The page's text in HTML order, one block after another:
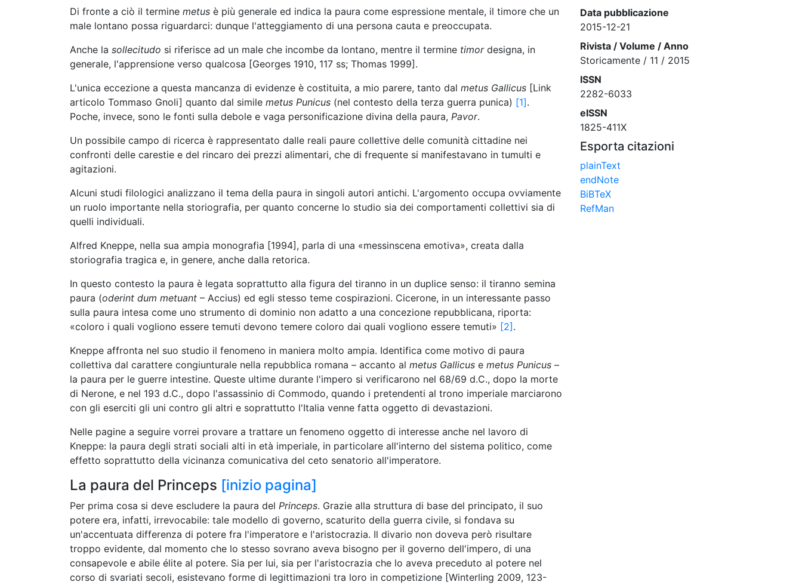
Di fronte a ciò il termine metus è più generale ed indica la paura come espressione mentale, il timore che un
male lontano possa riguardarci: dunque l'atteggiamento di una persona cauta e preoccupata.
Anche la sollecitudo si riferisce ad un male che incombe da lontano, mentre il termine timordesigna, in
generale, l'apprensione verso qualcosa [Georges 1910, 117 ss; Thomas 1999].
L'unica eccezione a questa mancanza di evidenze è costituita, a mio parere, tanto dal metus Gallicus [Link
articolo Tommaso Gnoli] quanto dal simile metus Punicus (nel contesto della terza guerra punica) [1].
Poche, invece, sono le fonti sulla debole e vaga personificazione divina della paura, Pavor.
Un possibile campo di ricerca è rappresentato dalle reali paure collettive delle comunità cittadine nei
confronti delle carestie e del rincaro dei prezzi alimentari, che di frequente si manifestavano in tumulti e
agitazioni.
Alcuni studi filologici analizzano il tema della paura in singoli autori antichi. L'argomento occupa ovviamente
un ruolo importante nella storiografia, per quanto concerne lo studio sia dei comportamenti collettivi sia di
quelli individuali.
Alfred Kneppe, nella sua ampia monografia [1994], parla di una «messinscena emotiva», creata dalla
storiografia tragica e, in genere, anche dalla retorica.
In questo contesto la paura è legata soprattutto alla figura del tiranno in un duplice senso: il tiranno semina
paura (oderint dum metuant – Accius) ed egli stesso teme cospirazioni. Cicerone, in un interessante passo
sulla paura intesa come uno strumento di dominio non adatto a una concezione repubblicana, riporta:
«coloro i quali vogliono essere temuti devono temere coloro dai quali vogliono essere temuti» [2] .
Kneppe affronta nel suo studio il fenomeno in maniera molto ampia. Identifica come motivo di paura
collettiva dal carattere congiunturale nella repubblica romana – accanto al metus Gallicus e metus Punicus –
la paura per le guerre intestine. Queste ultime durante l'impero si verificarono nel 68/69 d.C., dopo la morte
di Nerone, e nel 193 d.C., dopo l'assassinio di Commodo, quando i pretendenti al trono imperiale marciarono
con gli eserciti gli uni contro gli altri e soprattutto l'Italia venne fatta oggetto di devastazioni.
Nelle pagine a seguire vorrei provare a trattare un fenomeno oggetto di interesse anche nel lavoro di
Kneppe: la paura degli strati sociali alti in età imperiale, in particolare all'interno del sistema politico, come
effetto soprattutto della vicinanza comunicativa del ceto senatorio all'imperatore.
La paura del Princeps [inizio pagina]
Per prima cosa si deve escludere la paura del Princeps. Grazie alla struttura di base del principato, il suo
potere era, infatti, irrevocabile: tale modello di governo, scaturito della guerra civile, si fondava su
un'accentuata differenza di potere fra l'imperatore e l'aristocrazia. Il divario non doveva però risultare
troppo evidente, dal momento che lo stesso sovrano aveva bisogno per il governo dell'impero, di una
consapevole e abile élite al potere. Sia per lui, sia per l'aristocrazia che lo aveva preceduto al potere nel
corso di svariati secoli, esistevano forme di legittimazioni tra loro in competizione [Winterling 2009, 123-
Data pubblicazione
2015-12-21
Rivista / Volume / Anno
Storicamente / 11 / 2015
ISSN
2282-6033
eISSN
1825-411X
Esporta citazioni
plainText
endNote
BiBTeX
RefMan